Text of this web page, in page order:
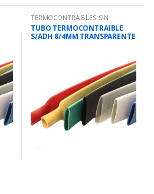
TERMOCONTRAIBLES SIN
ADHESIVO.
TUBO TERMOCONTRAIBLE
S/ADH 8/4MM TRANSPARENTE